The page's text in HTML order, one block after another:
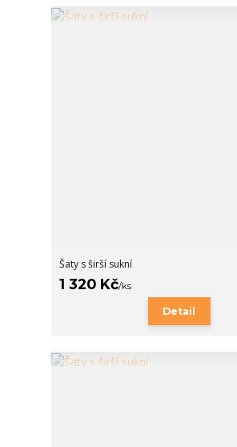
Šaty s širší sukní
1 320 Kč/ks
Detail